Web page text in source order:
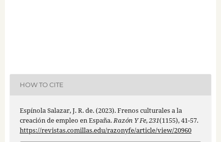
HOW TO CITE
Espínola Salazar, J. R. de. (2023). Frenos culturales a la
creación de empleo en España.Razón Y Fe,231(1155), 41-57.
https://revistas.comillas.edu/razonyfe/article/view/20960